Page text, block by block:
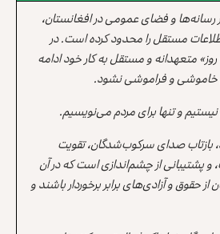
و فضای عمومی در افغانستان،
مستقل را محدود کرده است. در
متعهدانه و مستقل به کار خود ادامه
خاموشی و فراموشی نشود.
و تنها برای مردم می‌نویسیم.
بازتاب صدای سرکوب‌شدگان، تقویت
پشتیبانی از چشم‌اندازی است که در آن
حقوق و آزادی‌های برابر برخوردار باشند و